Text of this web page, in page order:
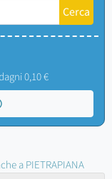
0,10 €
a PIETRAPIANA